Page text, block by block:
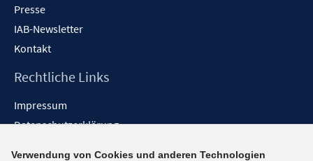
Presse
IAB-Newsletter
Kontakt
Rechtliche Links
Impressum
Datenschutzerklärung
Verwendung von Cookies und anderen Technologien